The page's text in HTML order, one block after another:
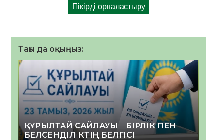
Тағы да оқыңыз:
ҚҰРЫЛТАЙ САЙЛАУЫ – БІРЛІК ПЕН
БЕЛСЕНДІЛІКТІҢ БЕЛГІСІ